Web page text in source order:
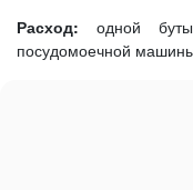
Расход: одной
посудомоечной